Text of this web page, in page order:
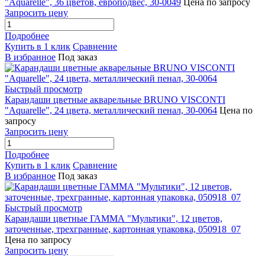
Запросить цену
Подробнее
Купить в 1 клик Сравнение
В избранное Под заказ
Быстрый просмотр
Карандаши цветные акварельные BRUNO VISCONTI
"Aquarelle", 24 цвета, металлический пенал, 30-0064 Цена по
запросу
Запросить цену
Подробнее
Купить в 1 клик Сравнение
В избранное Под заказ
Быстрый просмотр
Карандаши цветные ГАММА "Мультики", 12 цветов,
заточенные, трехгранные, картонная упаковка, 050918_07
Цена по запросу
Запросить цену